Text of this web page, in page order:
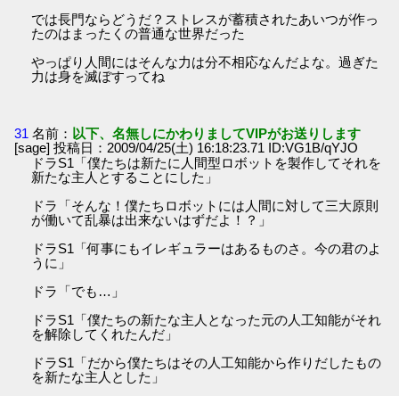
では長門ならどうだ？ストレスが蓄積されたあいつが作っ
たのはまったくの普通な世界だった
やっぱり人間にはそんな力は分不相応なんだよな。過ぎた
力は身を滅ぼすってね
31 名前： 以下、名無しにかわりましてVIPがお送りします
[sage] 投稿日：2009/04/25(土) 16:18:23.71 ID:VG1B/qYJO
ドラS1「僕たちは新たに人間型ロボットを製作してそれを
新たな主人とすることにした」
ドラ「そんな！僕たちロボットには人間に対して三大原則
が働いて乱暴は出来ないはずだよ！？」
ドラS1「何事にもイレギュラーはあるものさ。今の君のよ
うに」
ドラ「でも…」
ドラS1「僕たちの新たな主人となった元の人工知能がそれ
を解除してくれたんだ」
ドラS1「だから僕たちはその人工知能から作りだしたもの
を新たな主人とした」